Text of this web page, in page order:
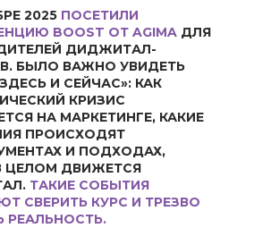
2025 ПОСЕТИЛИ
BOOST ОТ AGIMA ДЛЯ
ДИДЖИТАЛ-
БЫЛО ВАЖНО УВИДЕТЬ
И СЕЙЧАС»: КАК
КРИЗИС
НА МАРКЕТИНГЕ, КАКИЕ
ПРОИСХОДЯТ
И ПОДХОДАХ,
ЦЕЛОМ ДВИЖЕТСЯ
ТАКИЕ СОБЫТИЯ
СВЕРИТЬ КУРС И ТРЕЗВО
РЕАЛЬНОСТЬ.